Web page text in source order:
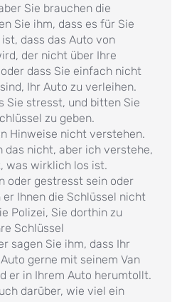
Sie brauchen die
Sie ihm, dass es für Sie
dass das Auto von
der nicht über Ihre
dass Sie einfach nicht
Ihr Auto zu verleihen.
Sie stresst, und bitten Sie
zu geben.
Hinweise nicht verstehen.
das nicht, aber ich verstehe,
was wirklich los ist.
oder gestresst sein oder
Ihnen die Schlüssel nicht
Polizei, Sie dorthin zu
Schlüssel
sagen Sie ihm, dass Ihr
gerne mit seinem Van
er in Ihrem Auto herumtollt.
darüber, wie viel ein